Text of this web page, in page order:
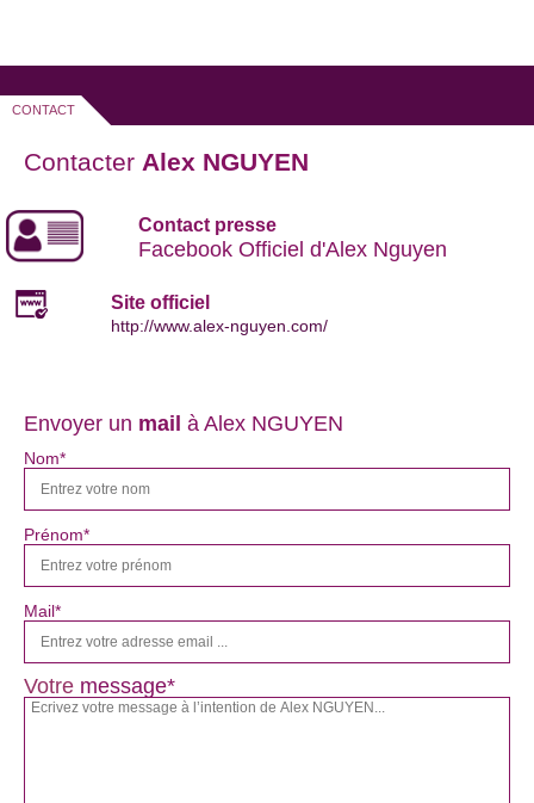
CONTACT
Contacter Alex NGUYEN
Contact presse
Facebook Officiel d'Alex Nguyen
Site officiel
http://www.alex-nguyen.com/
Envoyer un mail à Alex NGUYEN
Nom*
Prénom*
Mail*
Votre message*